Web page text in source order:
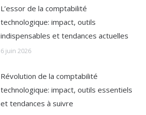
L’essor de la comptabilité
technologique: impact, outils
indispensables et tendances actuelles
6 juin 2026
Révolution de la comptabilité
technologique: impact, outils essentiels
et tendances à suivre